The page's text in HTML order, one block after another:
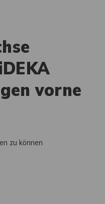
vorne
zu können